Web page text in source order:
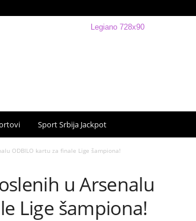
Sport Srbija Jackpot
ODBILO kartu za finale Lige šampiona!
u Arsenalu
Lige šampiona!